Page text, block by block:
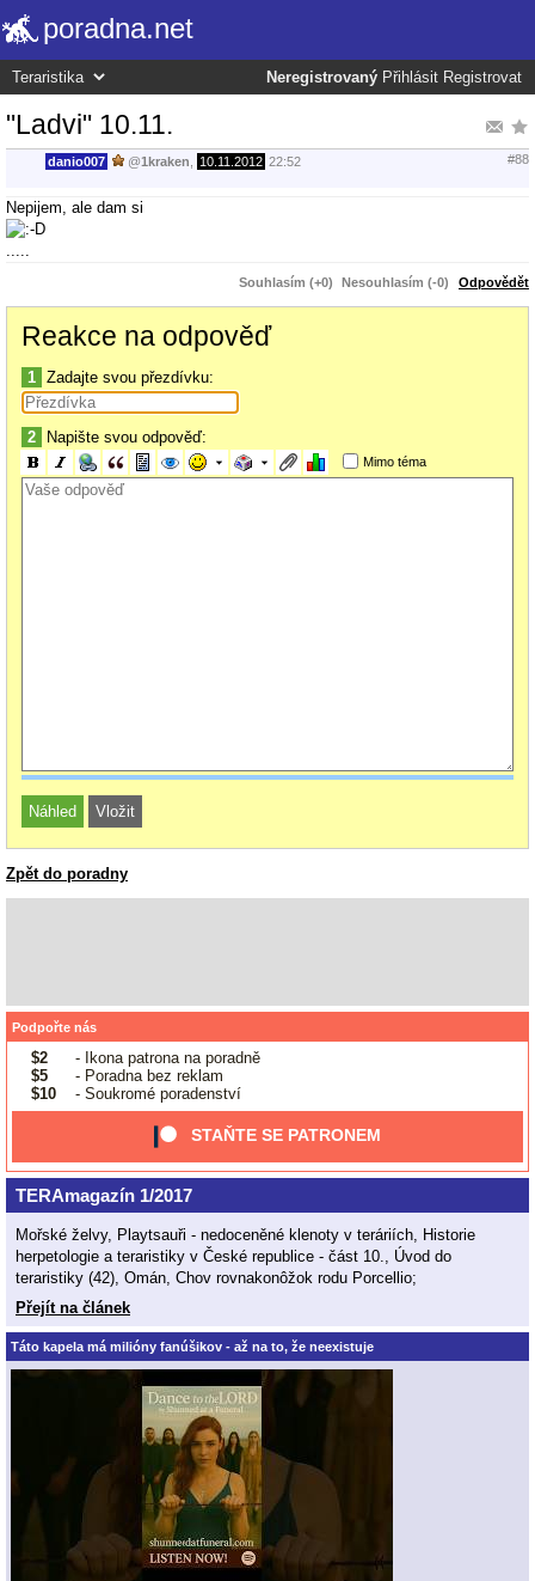
poradna.net
Neregistrovaný Přihlásit Registrovat
"Ladvi" 10.11.
danio007 @1kraken 10.11.2012 22:52 #88
Nepijem, ale dam si
Souhlasím (+0) Nesouhlasím (-0) Odpovědět
Reakce na odpověď
1 Zadajte svou přezdívku:
2 Napište svou odpověď:
Mimo téma
Zpět do poradny
Podpořte nás
$2
- Ikona patrona na poradně
$5
- Poradna bez reklam
$10
- Soukromé poradenství
STAŇTE SE PATRONEM
TERAmagazín 1/2017
Mořské želvy, Playtsauři - nedoceněné klenoty v teráriích, Historie
herpetologie a teraristiky v České republice - část 10., Úvod do
teraristiky (42), Omán, Chov rovnakonôžok rodu Porcellio;
Přejít na článek
Táto kapela má milióny fanúšikov - až na to, že neexistuje